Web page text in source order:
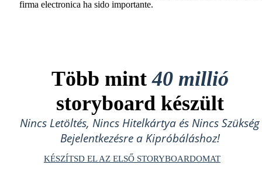
firma electronica ha sido importante.
Több mint40 millió
storyboard készült
Nincs Letöltés, Nincs Hitelkártya és Nincs Szükség
Bejelentkezésre a Kipróbáláshoz!
KÉSZÍTSD EL AZ ELSŐ STORYBOARDOMAT